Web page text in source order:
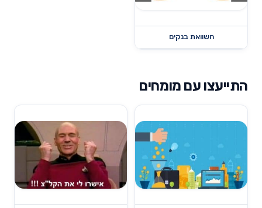
השוואת בנקים
התייעצו עם מומחים